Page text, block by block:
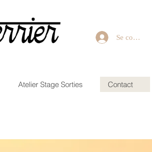
Se connecter
Atelier Stage Sorties
Contact